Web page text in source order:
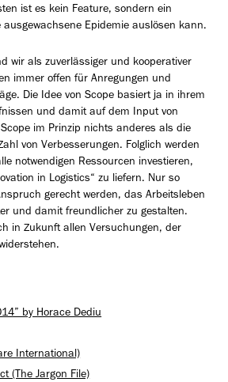
ist es kein Feature, sondern ein
ausgewachsene Epidemie auslösen kann.
wir als zuverlässiger und kooperativer
immer offen für Anregungen und
Die Idee von Scope basiert ja in ihrem
und damit auf dem Input von
im Prinzip nichts anderes als die
von Verbesserungen. Folglich werden
notwendigen Ressourcen investieren,
in Logistics“ zu liefern. Nur so
gerecht werden, das Arbeitsleben
und damit freundlicher zu gestalten.
in Zukunft allen Versuchungen, der
by Horace Dediu
International)
(The Jargon File)